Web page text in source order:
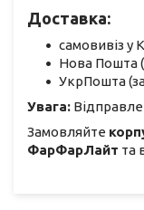
Доставка:
самовивіз у
Нова Пошта
УкрПошта
Увага:
Замовляйте
ФарФарЛайт та